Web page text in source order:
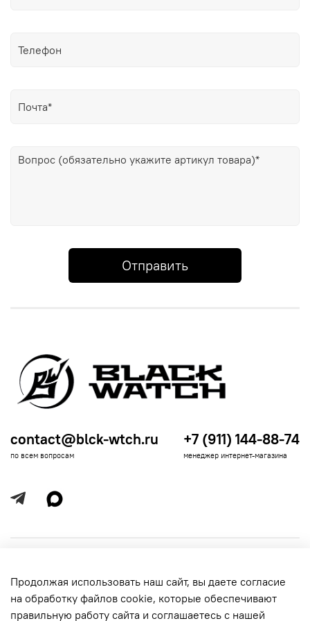
Отправить
Информация для покупателей
contact@blck-wtch.ru
по всем вопросам
+7 (911) 144-88-74
менеджер интернет-магазина
Продолжая использовать наш сайт, вы даете согласие
на обработку файлов cookie, которые обеспечивают
правильную работу сайта и соглашаетесь с нашей
обработки